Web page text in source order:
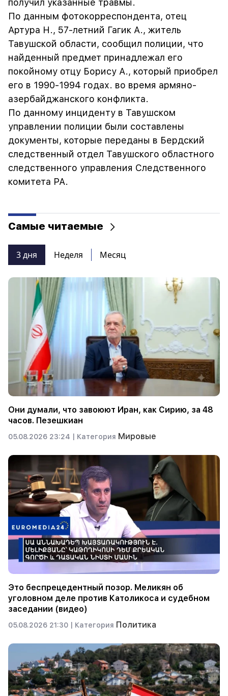
получил указанные травмы.
По данным фотокорреспондента, отец
Артура Н., 57-летний Гагик А., житель
Тавушской области, сообщил полиции, что
найденный предмет принадлежал его
покойному отцу Борису А., который приобрел
его в 1990-1994 годах. во время армяно-
азербайджанского конфликта.
По данному инциденту в Тавушском
управлении полиции были составлены
документы, которые переданы в Бердский
следственный отдел Тавушского областного
следственного управления Следственного
комитета РА.
Самые читаемые
3 дня Неделя Месяц
Они думали, что завоюют Иран, как Сирию, за 48
часов. Пезешкиан
05.08.2026 23:24 | Категория Мировые
Это беспрецедентный позор. Меликян об
уголовном деле против Католикоса и судебном
заседании (видео)
05.08.2026 21:30 | Категория Политика